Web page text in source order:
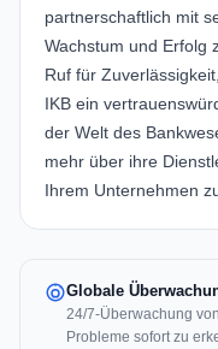
partnerschaftlich mit
Wachstum und Erfolg
Ruf für
IKB ein
der Welt des
mehr über ihre
Ihrem Unternehmen
Globale
24/7-Überwachung
Probleme sofort zu